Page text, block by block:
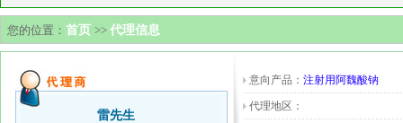
您的位置： 首页 >> 代理信息
雷先生
意向产品： 注射用阿魏酸钠
代理地区：